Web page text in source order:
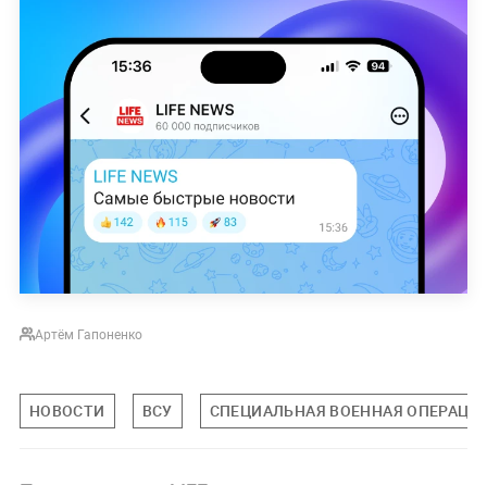
Артём Гапоненко
НОВОСТИ ВСУ СПЕЦИАЛЬНАЯ ВОЕННАЯ